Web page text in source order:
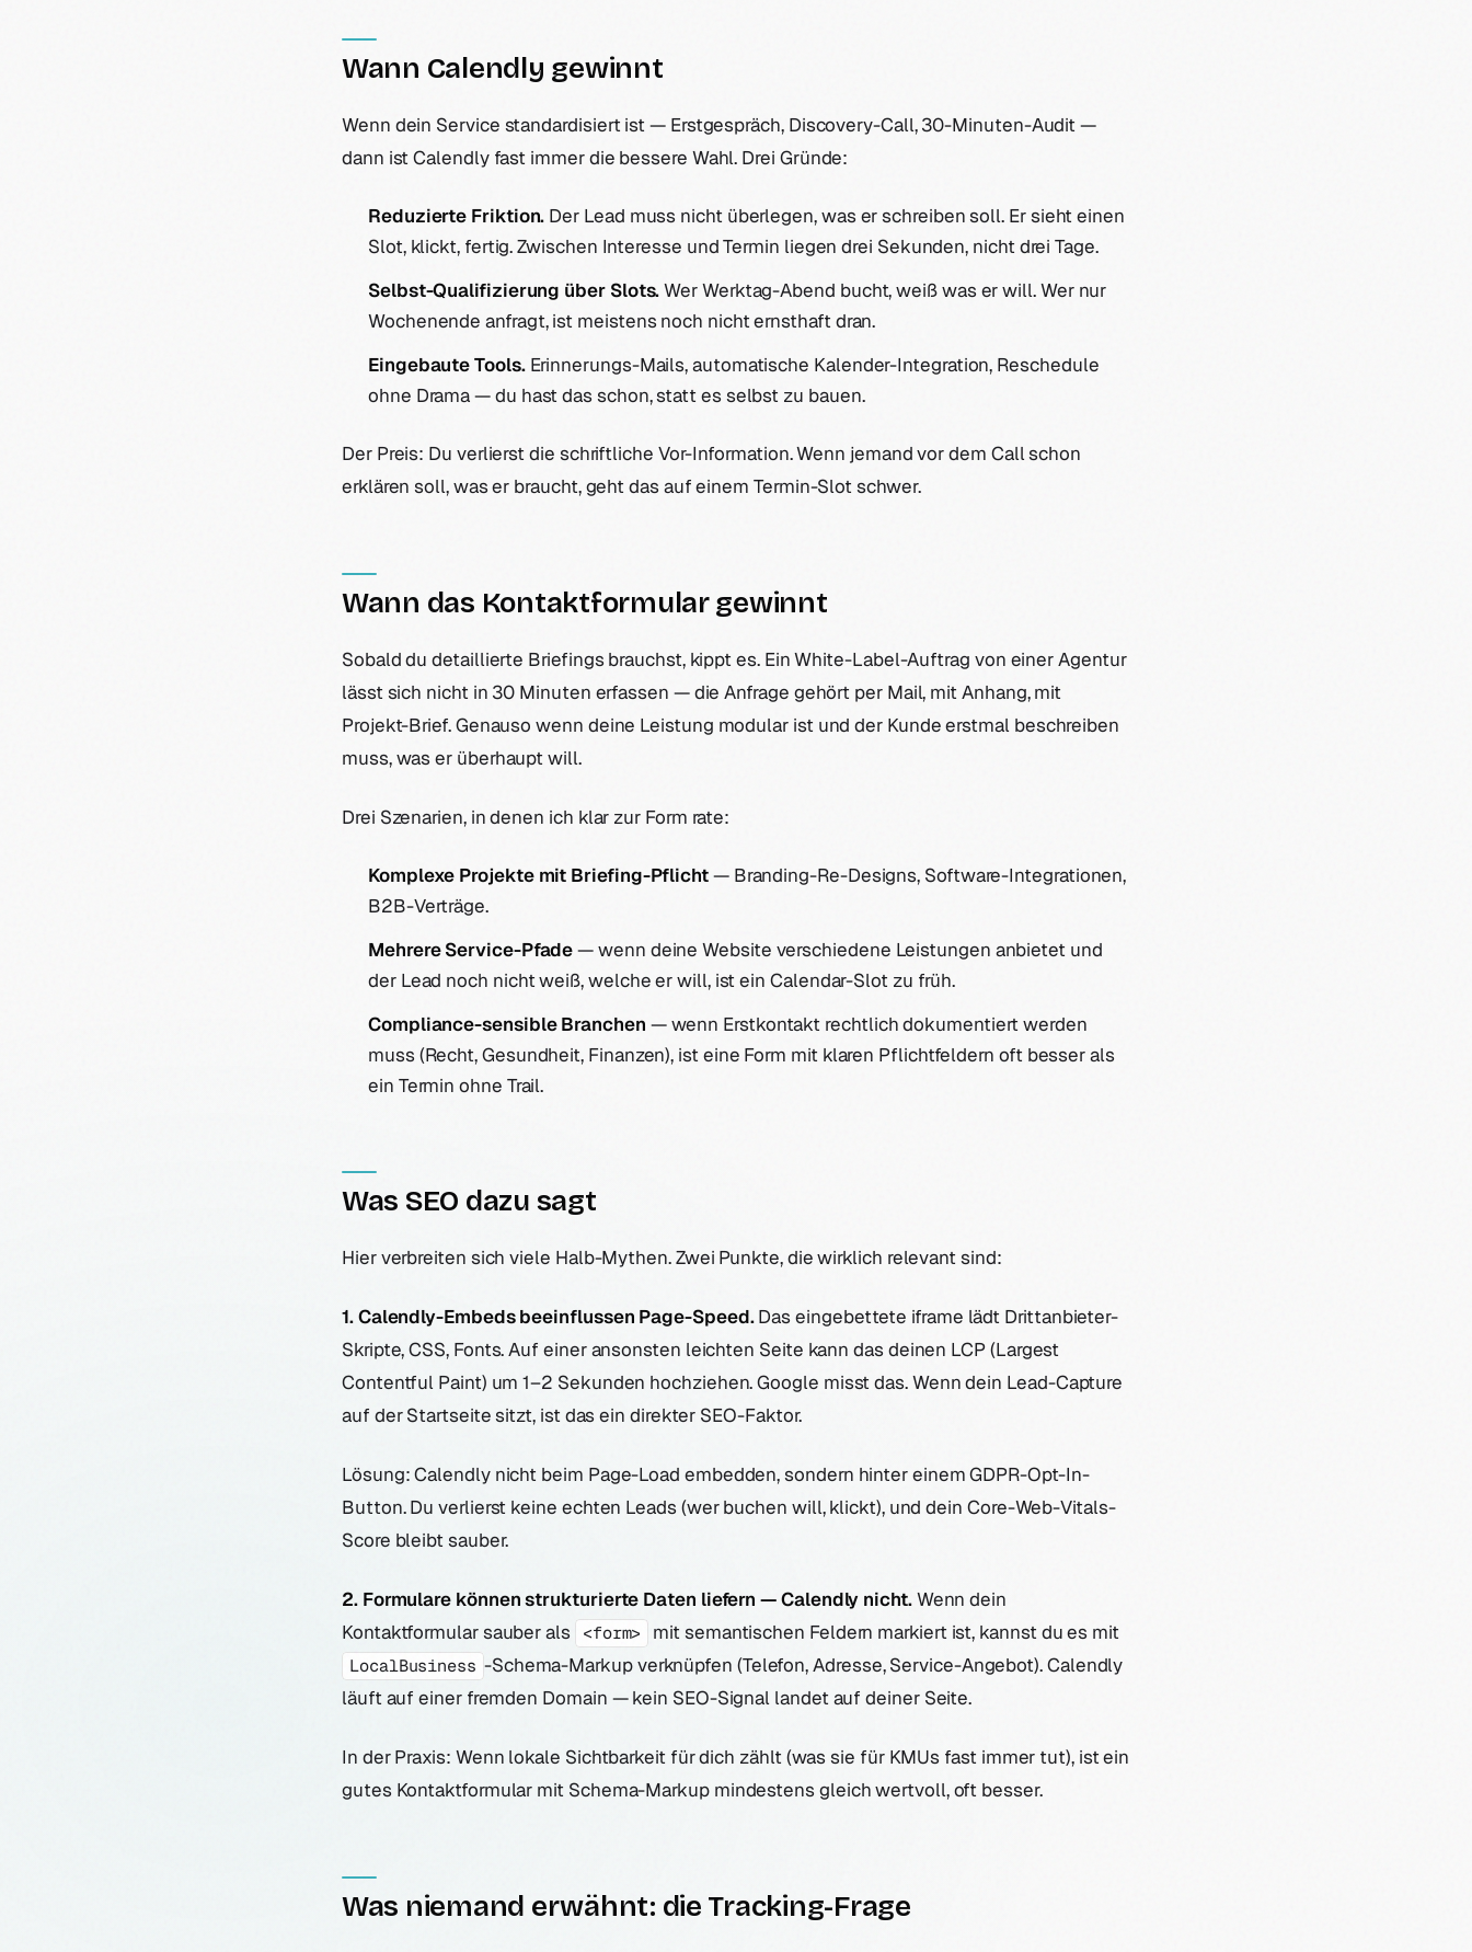
Wann Calendly gewinnt
Wenn dein Service standardisiert ist — Erstgespräch, Discovery-Call, 30-Minuten-Audit —
dann ist Calendly fast immer die bessere Wahl. Drei Gründe:
Reduzierte Friktion. Der Lead muss nicht überlegen, was er schreiben soll. Er sieht einen
Slot, klickt, fertig. Zwischen Interesse und Termin liegen drei Sekunden, nicht drei Tage.
Selbst-Qualifizierung über Slots.Wer Werktag-Abend bucht, weiß was er will. Wer nur
Wochenende anfragt, ist meistens noch nicht ernsthaft dran.
Eingebaute Tools.Erinnerungs-Mails, automatische Kalender-Integration, Reschedule
ohne Drama — du hast das schon, statt es selbst zu bauen.
Der Preis: Du verlierst die schriftliche Vor-Information. Wenn jemand vor dem Call schon
erklären soll, was er braucht, geht das auf einem Termin-Slot schwer.
Wann das Kontaktformular gewinnt
Sobald du detaillierte Briefings brauchst, kippt es. Ein White-Label-Auftrag von einer Agentur
lässt sich nicht in 30 Minuten erfassen — die Anfrage gehört per Mail, mit Anhang, mit
Projekt-Brief. Genauso wenn deine Leistung modular ist und der Kunde erstmal beschreiben
muss, was er überhaupt will.
Drei Szenarien, in denen ich klar zur Form rate:
Komplexe Projekte mit Briefing-Pflicht— Branding-Re-Designs, Software-Integrationen,
B2B-Verträge.
Mehrere Service-Pfade— wenn deine Website verschiedene Leistungen anbietet und
der Lead noch nicht weiß, welche er will, ist ein Calendar-Slot zu früh.
Compliance-sensible Branchen — wenn Erstkontakt rechtlich dokumentiert werden
muss (Recht, Gesundheit, Finanzen), ist eine Form mit klaren Pflichtfeldern oft besser als
ein Termin ohne Trail.
Was SEO dazu sagt
Hier verbreiten sich viele Halb-Mythen. Zwei Punkte, die wirklich relevant sind:
1. Calendly-Embeds beeinflussen Page-Speed.Das eingebettete iframe lädt Drittanbieter-
Skripte, CSS, Fonts. Auf einer ansonsten leichten Seite kann das deinen LCP (Largest
Contentful Paint) um 1–2 Sekunden hochziehen. Google misst das. Wenn dein Lead-Capture
auf der Startseite sitzt, ist das ein direkter SEO-Faktor.
Lösung: Calendly nicht beim Page-Load embedden, sondern hinter einem GDPR-Opt-In-
Button. Du verlierst keine echten Leads (wer buchen will, klickt), und dein Core-Web-Vitals-
Score bleibt sauber.
2. Formulare können strukturierte Daten liefern — Calendly nicht.Wenn dein
Kontaktformular sauber als <form> mit semantischen Feldern markiert ist, kannst du es mit
LocalBusiness -Schema-Markup verknüpfen (Telefon, Adresse, Service-Angebot). Calendly
läuft auf einer fremden Domain — kein SEO-Signal landet auf deiner Seite.
In der Praxis: Wenn lokale Sichtbarkeit für dich zählt (was sie für KMUs fast immer tut), ist ein
gutes Kontaktformular mit Schema-Markup mindestens gleich wertvoll, oft besser.
Was niemand erwähnt: die Tracking-Frage